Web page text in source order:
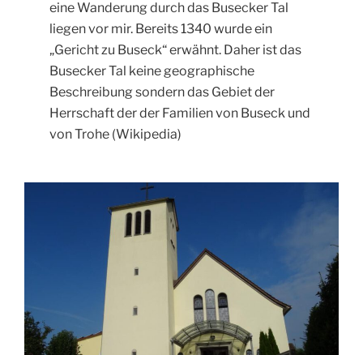
eine Wanderung durch das Busecker Tal
liegen vor mir. Bereits 1340 wurde ein
„Gericht zu Buseck“ erwähnt. Daher ist das
Busecker Tal keine geographische
Beschreibung sondern das Gebiet der
Herrschaft der der Familien von Buseck und
von Trohe (Wikipedia)